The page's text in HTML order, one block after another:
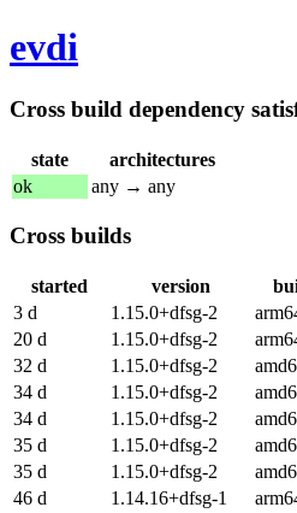
evdi
Cross build dependency
state
architectures
ok
any → any
Cross builds
started version
3 d
1.15.0+dfsg-2
20 d
1.15.0+dfsg-2
32 d
1.15.0+dfsg-2
34 d
1.15.0+dfsg-2
34 d
1.15.0+dfsg-2
35 d
1.15.0+dfsg-2
35 d
1.15.0+dfsg-2
46 d
1.14.16+dfsg-1